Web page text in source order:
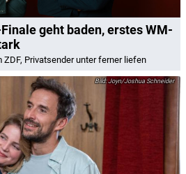
geht baden, erstes WM-
Privatsender unter ferner liefen
Joyn/Joshua Schneider